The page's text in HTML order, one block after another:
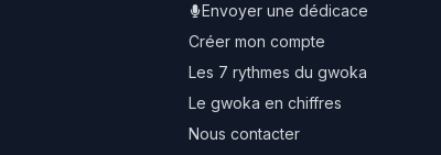
Envoyer une dédicace
Créer mon compte
Les 7 rythmes du gwoka
Le gwoka en chiffres
Nous contacter